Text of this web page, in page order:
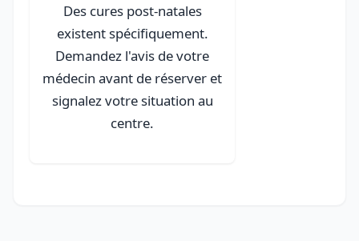
Des cures post-natales
existent spécifiquement.
Demandez l'avis de votre
médecin avant de réserver et
signalez votre situation au
centre.